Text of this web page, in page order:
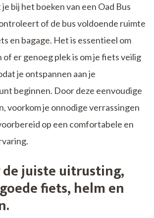
bij het boeken van een Oad Bus
of de bus voldoende ruimte
en bagage. Het is essentieel om
er genoeg plek is om je fiets veilig
je ontspannen aan je
beginnen. Door deze eenvoudige
voorkom je onnodige verrassingen
op een comfortabele en
juiste uitrusting,
fiets, helm en